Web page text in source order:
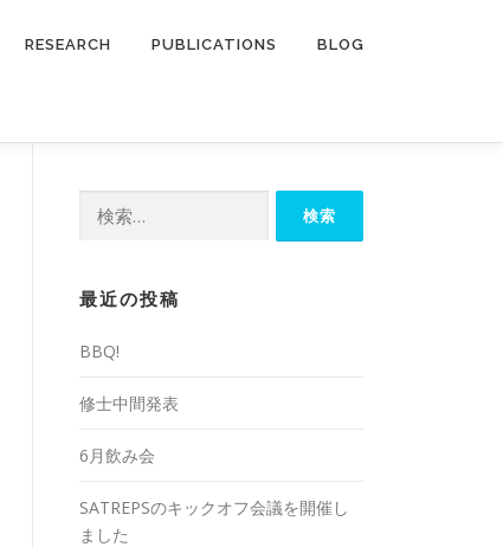
RESEARCH PUBLICATIONS BLOG
最近の投稿
BBQ!
修士中間発表
6月飲み会
SATREPSのキックオフ会議を開催し
ました